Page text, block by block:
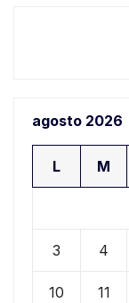
agosto 2026
L M
3 4
10 11